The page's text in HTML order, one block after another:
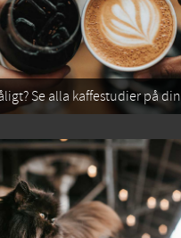
Se alla kaffestudier på